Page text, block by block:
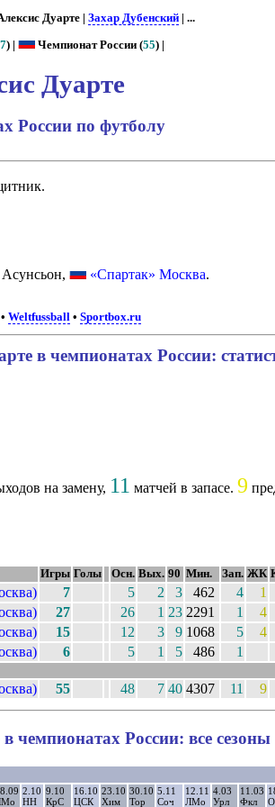
Дуарте | Захар Дубенский| ...
) | Чемпионат России (55) |
Дуарте
России по футболу
Асунсьон, «Спартак» Москва.
Weltfussball •Sportbox.ru
в чемпионатах России:
на замену, 11 матчей в запасе.9
Игры Голы Осн. Вых. 90 Мин. Зап. ЖК
7 5 2 3 462 4
1
27 26 1 23 2291 1
4
15 12 3 9 1068 5
4
6 5 1 5 486 1
55 48 7 40 4307 11 9
чемпионатах России: все сезоны
2.10
НН
9.10
КрС
16.10
ЦСК
23.10
Хим
30.10
Тор
5.11
Соч
12.11
ЛМо
4.03
Урл
11.03
Фкл